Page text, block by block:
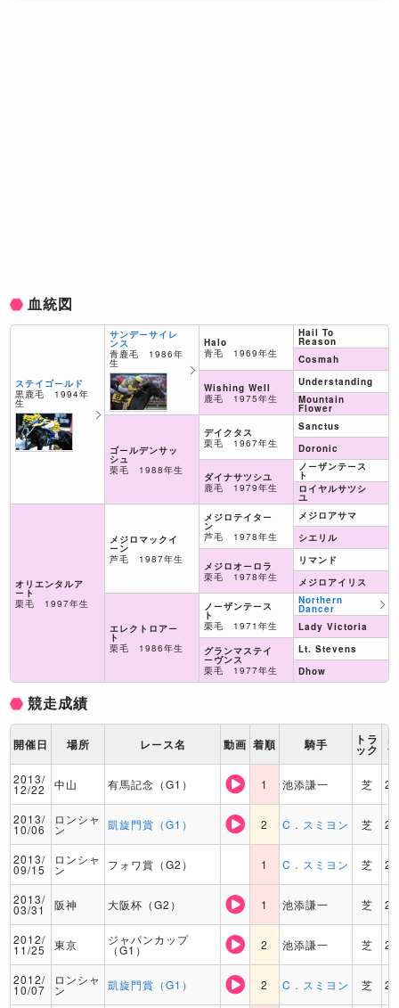
血統図
ステイゴールド
黒鹿毛 1994年
生
オリエンタルア
ート
栗毛 1997年生
サンデーサイレ
ンス
青鹿毛 1986年
生
ゴールデンサッ
シュ
栗毛 1988年生
メジロマックイ
ーン
芦毛 1987年生
エレクトロアー
ト
栗毛 1986年生
Halo
青毛 1969年生
Wishing Well
鹿毛 1975年生
デイクタス
栗毛 1967年生
ダイナサツシユ
鹿毛 1979年生
メジロテイター
ン
芦毛 1978年生
メジロオーロラ
栗毛 1978年生
ノーザンテース
ト
栗毛 1971年生
グランマステイ
ーヴンス
栗毛 1977年生
Hail To
Reason
Cosmah
Understanding
Mountain
Flower
Sanctus
Doronic
ノーザンテース
ト
ロイヤルサツシ
ユ
メジロアサマ
シエリル
リマンド
メジロアイリス
Northern
Dancer
Lady Victoria
Lt. Stevens
Dhow
競走成績
開催日 場所 レース名 動画 着順 騎手 トラ
ック
2013/
12/22 中山 有馬記念（G1） 1 池添謙一 芝
2013/
10/06
ロンシャ
ン 凱旋門賞（G1） 2 C．スミヨン 芝
2013/
09/15
ロンシャ
ン フォワ賞（G2） 1 C．スミヨン 芝
2013/
03/31 阪神 大阪杯（G2） 1 池添謙一 芝
2012/
11/25 東京 ジャパンカップ
（G1） 2 池添謙一 芝
2012/
10/07
ロンシャ
ン 凱旋門賞（G1） 2 C．スミヨン 芝